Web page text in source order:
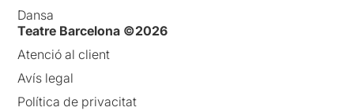
Dansa
Teatre Barcelona ©2026
Atenció al client
Avís legal
Política de privacitat